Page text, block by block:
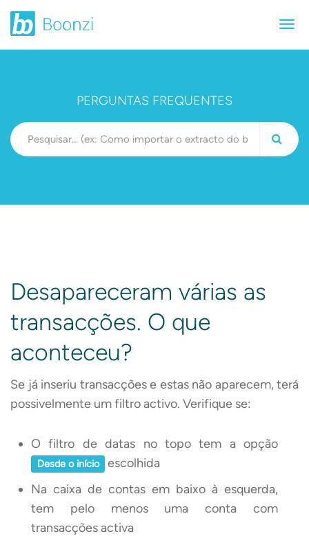
PERGUNTAS FREQUENTES
Desapareceram várias as
transacções. O que
aconteceu?
Se já inseriu transacções e estas não aparecem, terá
possivelmente um filtro activo. Verifique se:
O filtro de datas no topo tem a opção
Desde o início
escolhida
Na caixa de contas em baixo à esquerda,
tem pelo menos uma conta com
transacções activa